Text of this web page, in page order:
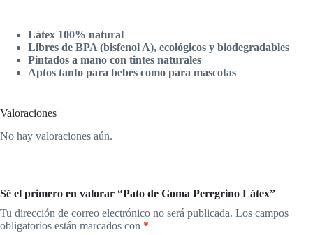
Látex 100% natural
Libres de BPA (bisfenol A), ecológicos y biodegradables
Pintados a mano con tintes naturales
Aptos tanto para bebés como para mascotas
Valoraciones
No hay valoraciones aún.
Sé el primero en valorar “Pato de Goma Peregrino Látex”
Tu dirección de correo electrónico no será publicada. Los campos
obligatorios están marcados con *